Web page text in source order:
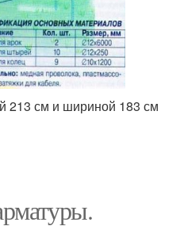
213 см и шириной 183 см